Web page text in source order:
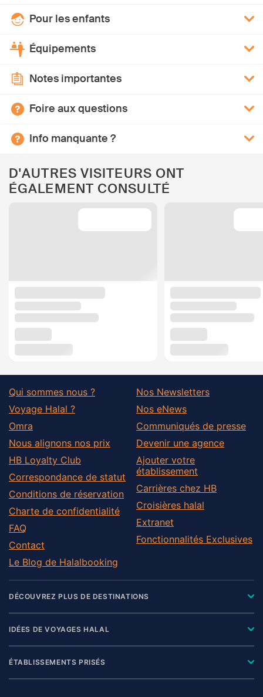
Pour les enfants
Équipements
Notes importantes
Foire aux questions
Info manquante ?
D'AUTRES VISITEURS ONT
ÉGALEMENT CONSULTÉ
Qui sommes nous ?
Voyage Halal ?
Omra
Nous alignons nos prix
HB Loyalty Club
Correspondance de statut
Conditions de réservation
Charte de confidentialité
FAQ
Contact
Le Blog de Halalbooking
Nos Newsletters
Nos eNews
Communiqués de presse
Devenir une agence
Ajouter votre
établissement
Carrières chez HB
Croisières halal
Extranet
Fonctionnalités Exclusives
DÉCOUVREZ PLUS DE DESTINATIONS
IDÉES DE VOYAGES HALAL
ÉTABLISSEMENTS PRISÉS